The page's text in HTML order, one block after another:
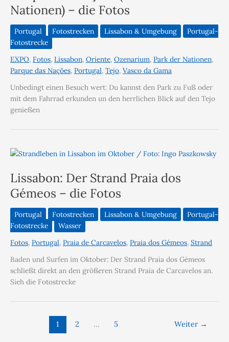
Nationen) – die Fotos
Portugal Fotostrecken Lissabon & Umgebung
Portugal-
Fotostrecke
EXPO, Fotos, Lissabon, Oriente, Ozenarium, Park der Nationen,
Parque das Nações, Portugal, Tejo, Vasco da Gama
Unbedingt einen Besuch wert: Du kannst den Park zu Fuß oder
mit dem Fahrrad erkunden un den herrlichen Blick auf den Tejo
genießen
Lissabon: Der Strand Praia dos
Gémeos – die Fotos
Portugal Fotostrecken Lissabon & Umgebung
Portugal-
Fotostrecke
Wasser
Fotos, Portugal, Praia de Carcavelos, Praia dos Gémeos, Strand
Baden und Surfen im Oktober: Der Strand Praia dos Gémeos
schließt direkt an den größeren Strand Praia de Carcavelos an.
Sieh die Fotostrecke
1 2 … 5 Weiter →